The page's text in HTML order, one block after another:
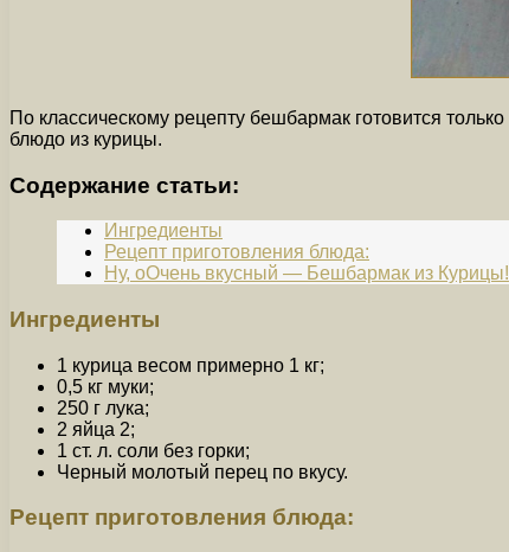
По классическому рецепту бешбармак готовится
блюдо из курицы.
Содержание статьи:
Ингредиенты
Рецепт приготовления блюда:
Ну, оОчень вкусный — Бешбармак из Курицы!
Ингредиенты
1 курица весом примерно 1 кг;
0,5 кг муки;
250 г лука;
2 яйца 2;
1 ст. л. соли без горки;
Черный молотый перец по вкусу.
Рецепт приготовления блюда: